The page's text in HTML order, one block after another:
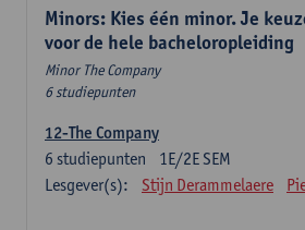
Minors: Kies één minor. Je
voor de hele bacheloropleiding
Minor The Company
6 studiepunten
12-The Company
1E/2E SEM
6 studiepunten
Lesgever(s):
Stijn Derammelaere